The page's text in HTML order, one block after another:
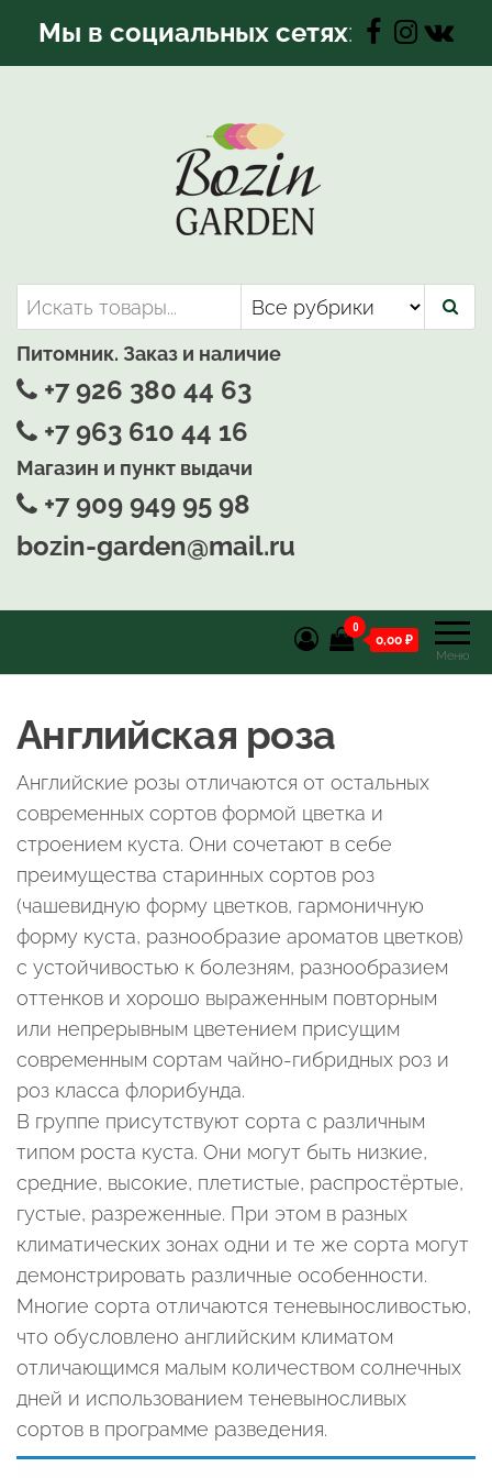
Мы в социальных сетях:
Bozin-Garden | Садовый центр
Садовый центр, Растения
для вашего сада
Питомник. Заказ и наличие
+7 926 380 44 63
+7 963 610 44 16
Магазин и пункт выдачи
+7 909 949 95 98
bozin-garden@mail.ru
Меню
0
0,00 ₽
Английская роза
Английские розы отличаются от остальных
современных сортов формой цветка и
строением куста. Они сочетают в себе
преимущества старинных сортов роз
(чашевидную форму цветков, гармоничную
форму куста, разнообразие ароматов цветков)
с устойчивостью к болезням, разнообразием
оттенков и хорошо выраженным повторным
или непрерывным цветением присущим
современным сортам чайно-гибридных роз и
роз класса флорибунда.
В группе присутствуют сорта с различным
типом роста куста. Они могут быть низкие,
средние, высокие, плетистые, распростёртые,
густые, разреженные. При этом в разных
климатических зонах одни и те же сорта могут
демонстрировать различные особенности.
Многие сорта отличаются теневыносливостью,
что обусловлено английским климатом
отличающимся малым количеством солнечных
дней и использованием теневыносливых
сортов в программе разведения.